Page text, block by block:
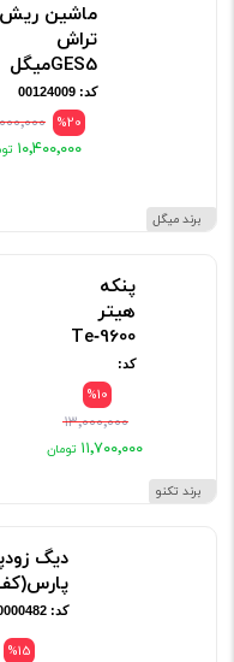
برند میگل
ماشین ریش
تراش
GES5میگل
کد: 00124009
%20
۱۰٬۴۰۰٬۰۰۰
برند تکنو
پنکه
هیتر
Te‑9600
کد:
00102003
%10
۱۳٬۰۰۰٬۰۰۰
۱۱٬۷۰۰٬۰۰۰
کد: 10000482
%15